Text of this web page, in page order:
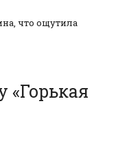
что ощутила
«Горькая